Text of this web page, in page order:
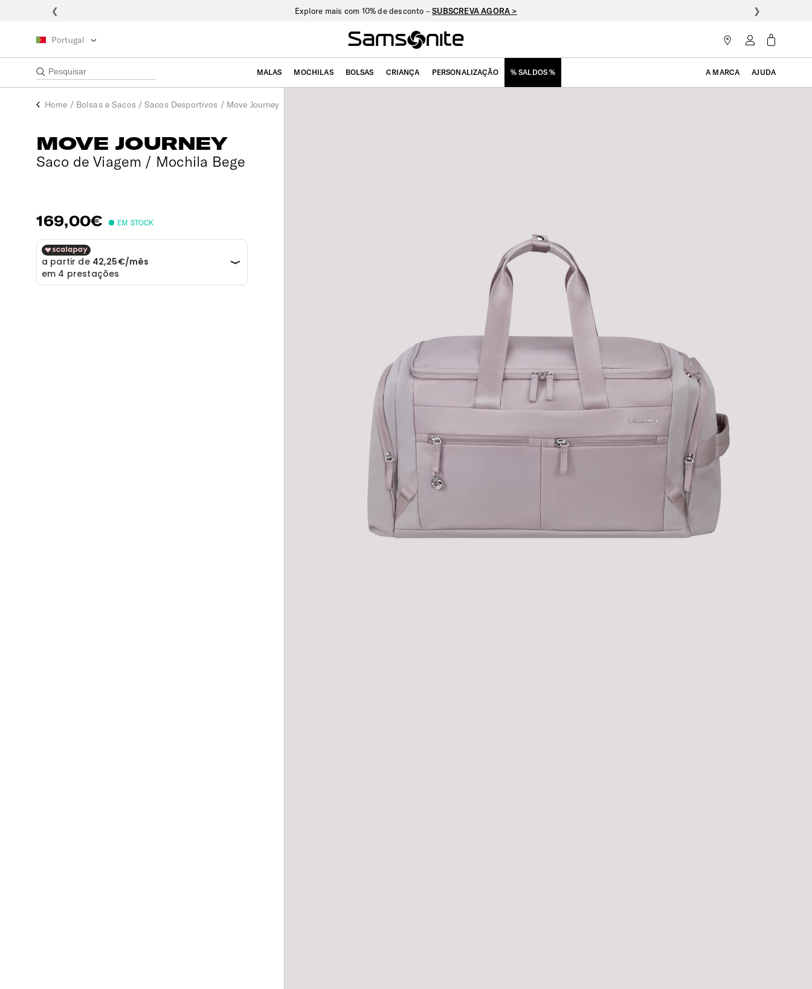
Explore mais com 10% de desconto –SUBSCREVA AGORA >
❮ ❯
Portugal
MALAS MOCHILAS BOLSAS CRIANÇA PERSONALIZAÇÃO % SALDOS % A MARCA AJUDA
Home / Bolsas e Sacos / Sacos Desportivos / Move Journey
MOVE JOURNEY
Saco de Viagem / Mochila Bege
169,00€ EM STOCK